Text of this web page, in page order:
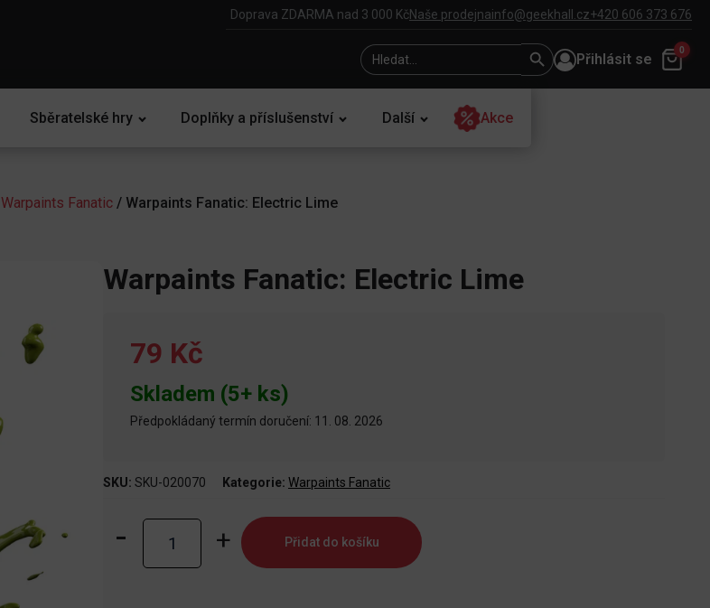
Doprava ZDARMA nad 3 000 KčNaše prodejnainfo@geekhall.cz+420 606 373 676
Search
for:
Search
Button
Přihlásit se
0
Sběratelské hry Doplňky a příslušenství Další Akce
Warpaints Fanatic / Warpaints Fanatic: Electric Lime
Warpaints Fanatic: Electric Lime
79 Kč
Skladem (5+ ks)
Předpokládaný termín doručení: 11. 08. 2026
SKU: SKU-020070 Kategorie: Warpaints Fanatic
Fanatic:
Electric
Přidat do košíku